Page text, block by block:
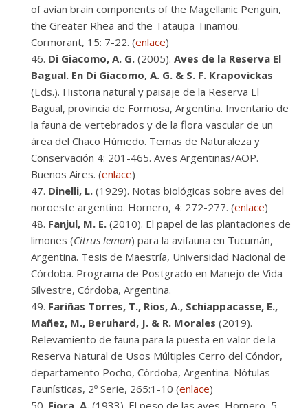
of avian brain components of the Magellanic Penguin,
the Greater Rhea and the Tataupa Tinamou.
Cormorant, 15: 7-22. (enlace)
Di Giacomo, A. G. (2005). Aves de la Reserva El
Bagual. En Di Giacomo, A. G. & S. F. Krapovickas
(Eds.). Historia natural y paisaje de la Reserva El
Bagual, provincia de Formosa, Argentina. Inventario de
la fauna de vertebrados y de la flora vascular de un
área del Chaco Húmedo. Temas de Naturaleza y
Conservación 4: 201-465. Aves Argentinas/AOP.
Buenos Aires. (enlace)
Dinelli, L. (1929). Notas biológicas sobre aves del
noroeste argentino. Hornero, 4: 272-277. (enlace)
Fanjul, M. E. (2010). El papel de las plantaciones de
limones (Citrus lemon) para la avifauna en Tucumán,
Argentina. Tesis de Maestría, Universidad Nacional de
Córdoba. Programa de Postgrado en Manejo de Vida
Silvestre, Córdoba, Argentina.
Fariñas Torres, T., Rios, A., Schiappacasse, E.,
Mañez, M., Beruhard, J. & R. Morales (2019).
Relevamiento de fauna para la puesta en valor de la
Reserva Natural de Usos Múltiples Cerro del Cóndor,
departamento Pocho, Córdoba, Argentina. Nótulas
Faunísticas, 2º Serie, 265:1-10 (enlace)
Fiora, A. (1933). El peso de las aves. Hornero, 5